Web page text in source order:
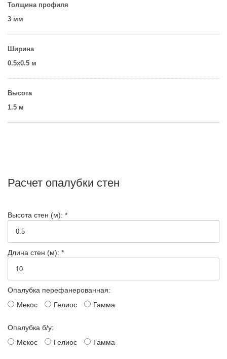
Толщина профиля
3 мм
Ширина
0.5х0.5 м
Высота
1.5 м
Расчет опалубки стен
Высота стен (м): *
Длина стен (м): *
Опалубка перефанерованная:
Мекос
Гелиос Гамма
Опалубка б/у:
Мекос
Гелиос Гамма